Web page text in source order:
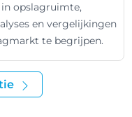
opslagruimte,
en vergelijkingen
te begrijpen.